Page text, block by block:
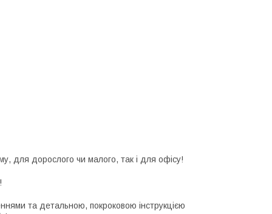
для дорослого чи малого, так і для офісу!
та детальною, покроковою інструкцією